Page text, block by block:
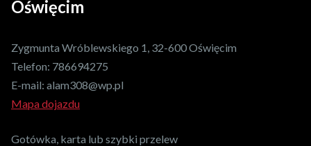
Oświęcim
Zygmunta Wróblewskiego 1, 32-600 Oświęcim
Telefon: 786694275
E-mail: alam308@wp.pl
Mapa dojazdu
Gotówka, karta lub szybki przelew